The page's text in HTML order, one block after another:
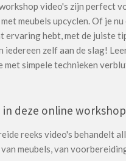
video's zijn perfect
meubels upcyclen. Of je
ervaring hebt, met de juiste
iedereen zelf aan de slag!
met simpele technieken
in deze online
reeks video's behandelt
meubels, van